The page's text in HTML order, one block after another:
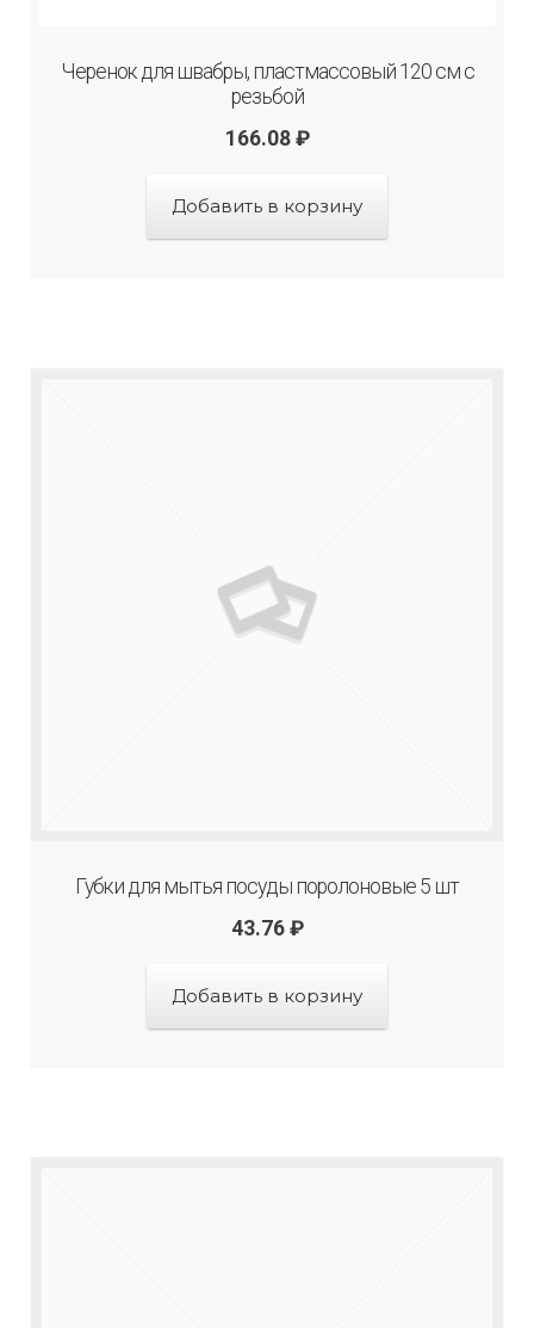
Черенок для швабры, пластмассовый 120 см с
резьбой
166.08 ₽
Добавить в корзину
Губки для мытья посуды поролоновые 5 шт
43.76 ₽
Добавить в корзину